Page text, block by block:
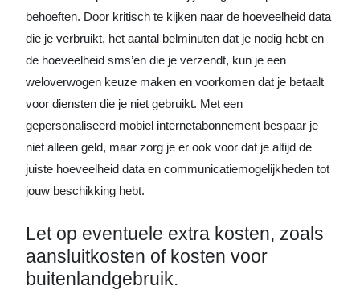
behoeften. Door kritisch te kijken naar de hoeveelheid data
die je verbruikt, het aantal belminuten dat je nodig hebt en
de hoeveelheid sms’en die je verzendt, kun je een
weloverwogen keuze maken en voorkomen dat je betaalt
voor diensten die je niet gebruikt. Met een
gepersonaliseerd mobiel internetabonnement bespaar je
niet alleen geld, maar zorg je er ook voor dat je altijd de
juiste hoeveelheid data en communicatiemogelijkheden tot
jouw beschikking hebt.
Let op eventuele extra kosten, zoals
aansluitkosten of kosten voor
buitenlandgebruik.